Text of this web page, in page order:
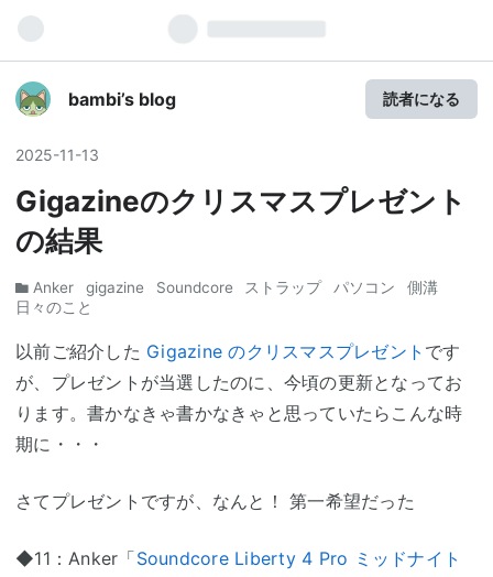
bambi’s blog 読者になる
2025-11-13
Gigazineのクリスマスプレゼント
の結果
Anker gigazine Soundcore ストラップ パソコン
側溝
日々のこと
以前ご紹介した Gigazine のクリスマスプレゼント です
が、プレゼントが当選したのに、今頃の更新となってお
ります。書かなきゃ書かなきゃと思っていたらこんな時
期に・・・
さてプレゼントですが、なんと！ 第一希望だった
◆11：Anker「Soundcore Liberty 4 Pro ミッドナイト